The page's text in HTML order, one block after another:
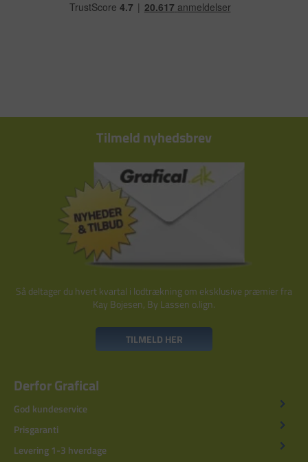
Tilmeld nyhedsbrev
Så deltager du hvert kvartal i lodtrækning om eksklusive præmier fra
Kay Bojesen, By Lassen o.lign.
TILMELD HER
Derfor Grafical
God kundeservice
Prisgaranti
Levering 1-3 hverdage